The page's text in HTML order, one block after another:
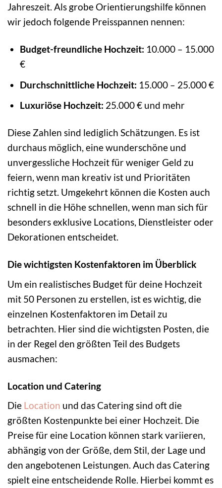
Jahreszeit. Als grobe Orientierungshilfe können
wir jedoch folgende Preisspannen nennen:
Budget-freundliche Hochzeit: 10.000 – 15.000
€
Durchschnittliche Hochzeit: 15.000 – 25.000 €
Luxuriöse Hochzeit: 25.000 € und mehr
Diese Zahlen sind lediglich Schätzungen. Es ist
durchaus möglich, eine wunderschöne und
unvergessliche Hochzeit für weniger Geld zu
feiern, wenn man kreativ ist und Prioritäten
richtig setzt. Umgekehrt können die Kosten auch
schnell in die Höhe schnellen, wenn man sich für
besonders exklusive Locations, Dienstleister oder
Dekorationen entscheidet.
Die wichtigsten Kostenfaktoren im Überblick
Um ein realistisches Budget für deine Hochzeit
mit 50 Personen zu erstellen, ist es wichtig, die
einzelnen Kostenfaktoren im Detail zu
betrachten. Hier sind die wichtigsten Posten, die
in der Regel den größten Teil des Budgets
ausmachen:
Location und Catering
Die Location und das Catering sind oft die
größten Kostenpunkte bei einer Hochzeit. Die
Preise für eine Location können stark variieren,
abhängig von der Größe, dem Stil, der Lage und
den angebotenen Leistungen. Auch das Catering
spielt eine entscheidende Rolle. Hierbei kommt es